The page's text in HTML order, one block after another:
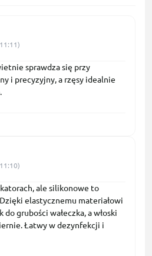
sprawdza się przy
i precyzyjny, a rzęsy idealnie
ale silikonowe to
elastycznemu materiałowi
do grubości wałeczka, a włoski
Łatwy w dezynfekcji i